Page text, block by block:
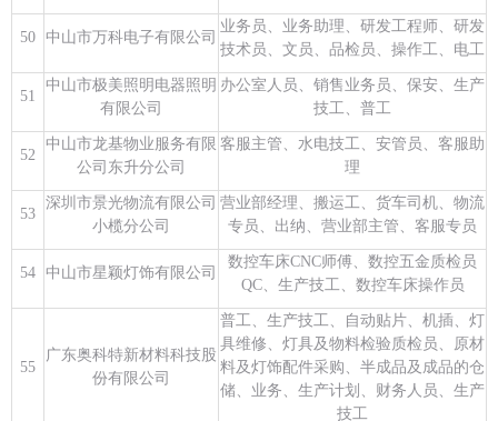
50 中山市万科电子有限公司
业务员、业务助理、研发工程师、研发
技术员、文员、品检员、操作工、电工
51
中山市极美照明电器照明
有限公司
办公室人员、销售业务员、保安、生产
技工、普工
52
中山市龙基物业服务有限
公司东升分公司
客服主管、水电技工、安管员、客服助
理
53
深圳市景光物流有限公司
小榄分公司
营业部经理、搬运工、货车司机、物流
专员、出纳、营业部主管、客服专员
54 中山市星颖灯饰有限公司
数控车床CNC师傅、数控五金质检员
QC、生产技工、数控车床操作员
55
广东奥科特新材料科技股
份有限公司
普工、生产技工、自动贴片、机插、灯
具维修、灯具及物料检验质检员、原材
料及灯饰配件采购、半成品及成品的仓
储、业务、生产计划、财务人员、生产
技工